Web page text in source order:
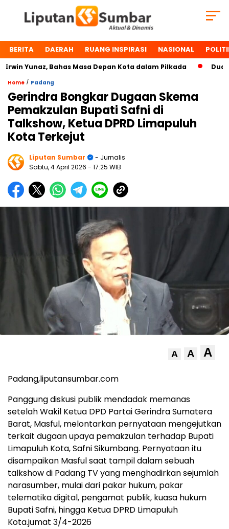
BERITA DAERAH RUANG INSPIRASI NASIONAL
Yunaz, Bahas Masa Depan Kota dalam Pilkada Dua
Home / Padang
Gerindra Bongkar Dugaan Skema
Pemakzulan Bupati Safni di
Talkshow, Ketua DPRD Limapuluh
Kota Terkejut
Liputan Sumbar
- Jurnalis
Sabtu, 4 April 2026 - 17:25 WIB
A A A
Padang,liputansumbar.com
Panggung diskusi publik mendadak memanas
setelah Wakil Ketua DPD Partai Gerindra Sumatera
Barat, Masful, melontarkan pernyataan mengejutkan
terkait dugaan upaya pemakzulan terhadap Bupati
Limapuluh Kota, Safni Sikumbang. Pernyataan itu
disampaikan Masful saat tampil dalam sebuah
talkshow di Padang TV yang menghadirkan sejumlah
narasumber, mulai dari pakar hukum, pakar
telematika digital, pengamat publik, kuasa hukum
Bupati Safni, hingga Ketua DPRD Limapuluh
Kota.jumat 3/4-2026